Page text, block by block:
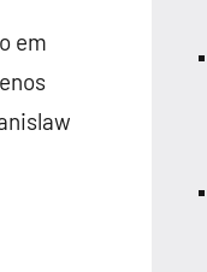
em